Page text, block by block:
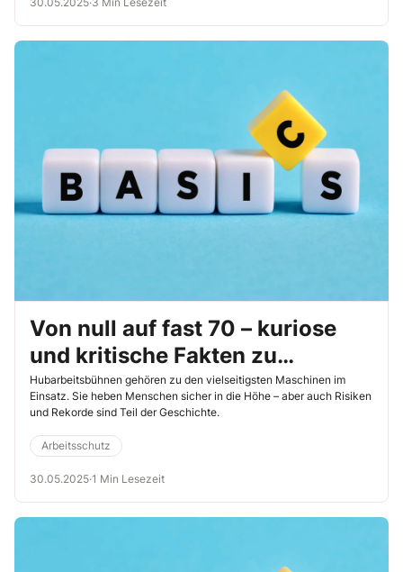
Von null auf fast 70 – kuriose
und kritische Fakten zu
Hubarbeitsbühnen
Hubarbeitsbühnen gehören zu den vielseitigsten Maschinen im
Einsatz. Sie heben Menschen sicher in die Höhe – aber auch Risiken
und Rekorde sind Teil der Geschichte.
Arbeitsschutz
30.05.2025·1 Min Lesezeit